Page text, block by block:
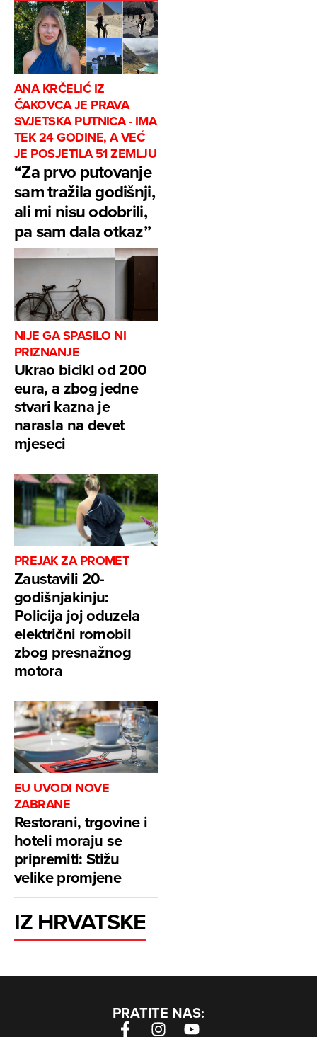
ANA KRČELIĆ IZ
ČAKOVCA JE PRAVA
SVJETSKA PUTNICA - IMA
TEK 24 GODINE, A VEĆ
JE POSJETILA 51 ZEMLJU
“Za prvo putovanje
sam tražila godišnji,
ali mi nisu odobrili,
pa sam dala otkaz”
NIJE GA SPASILO NI
PRIZNANJE
Ukrao bicikl od 200
eura, a zbog jedne
stvari kazna je
narasla na devet
mjeseci
PREJAK ZA PROMET
Zaustavili 20-
godišnjakinju:
Policija joj oduzela
električni romobil
zbog presnažnog
motora
EU UVODI NOVE
ZABRANE
Restorani, trgovine i
hoteli moraju se
pripremiti: Stižu
velike promjene
IZ HRVATSKE
PRATITE NAS: